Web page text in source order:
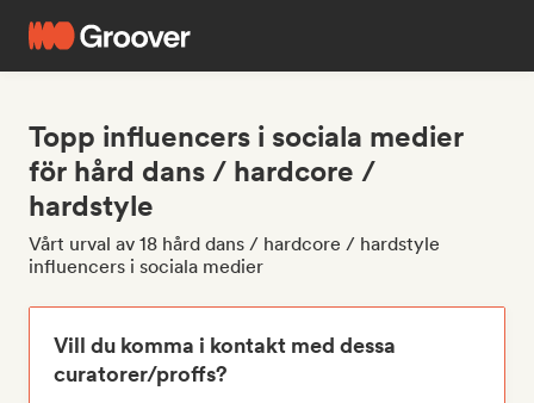
Topp influencers i sociala medier
för hård dans / hardcore /
hardstyle
Vårt urval av 18 hård dans / hardcore / hardstyle
influencers i sociala medier
Vill du komma i kontakt med dessa
curatorer/proffs?